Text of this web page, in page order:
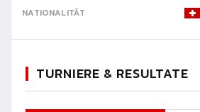
NATIONALITÄT
TURNIERE & RESULTATE